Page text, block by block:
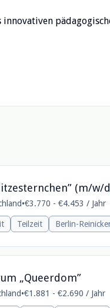
(m/w/
•€3.770 - €4.453 / Jahr
Teilzeit Berlin-
„Queerdom”
•€1.881 - €2.690 / Jahr